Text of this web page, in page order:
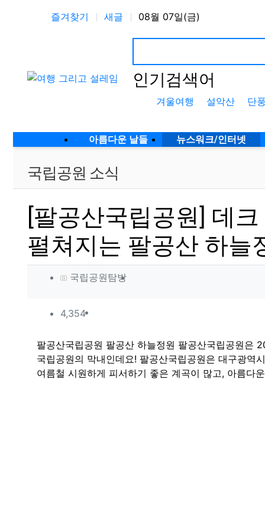
상단 네비
즐겨찾기 새글 08월 07일(금)
인기검색어
겨울여행 설악산 단
메인 메뉴 아름다운 날들 뉴스워크/인터넷
국립공원 소식
[팔공산국립공원] 데
펼쳐지는 팔공산 하늘
작성자 정보
국립공원탐방작성
컨텐츠 정보
4,354조회
본문
팔공산국립공원 팔공산 하늘정원 팔공산국립공원은
국립공원의 막내인데요! 팔공산국립공원은 대구광역
여름철 시원하게 피서하기 좋은 계곡이 많고, 아름다